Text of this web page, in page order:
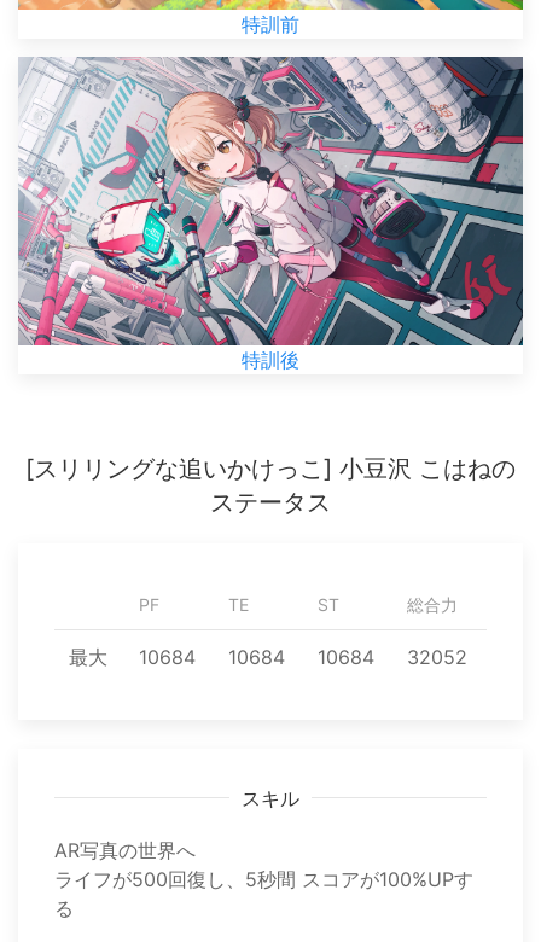
特訓前
特訓後
[スリリングな追いかけっこ] 小豆沢 こはねの
ステータス
PF TE ST 総合力
最大 10684 10684 10684 32052
スキル
AR写真の世界へ
ライフが500回復し、5秒間 スコアが100%UPす
る